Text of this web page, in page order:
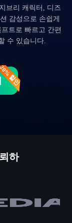
브리 캐릭터, 디즈
감성으로 손쉽게
트로 빠르고 간편
수 있습니다.
할인
하